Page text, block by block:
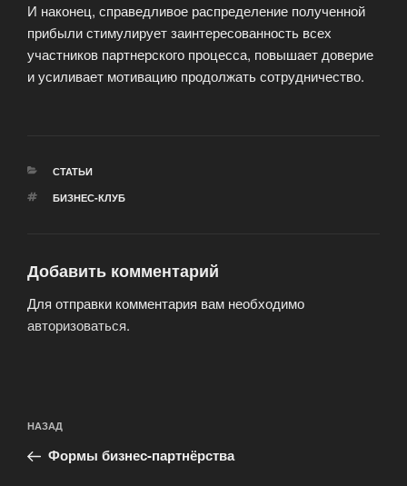
И наконец, справедливое распределение полученной
прибыли стимулирует заинтересованность всех
участников партнерского процесса, повышает доверие
и усиливает мотивацию продолжать сотрудничество.
РУБРИКИ
СТАТЬИ
МЕТКИ
БИЗНЕС-КЛУБ
Добавить комментарий
Для отправки комментария вам необходимо
авторизоваться.
по
записям
Предыдущая
запись:
НАЗАД
Формы бизнес-партнёрства